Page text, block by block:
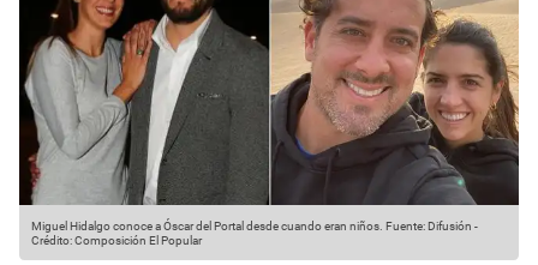
Miguel Hidalgo conoce a Óscar del Portal desde cuando eran niños. Fuente: Difusión -
Crédito: Composición El Popular